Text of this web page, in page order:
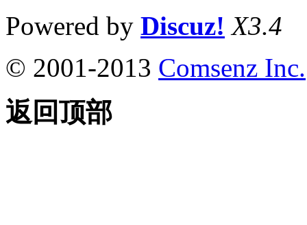
Powered by Discuz! X3.4
© 2001-2013 Comsenz Inc.
返回顶部